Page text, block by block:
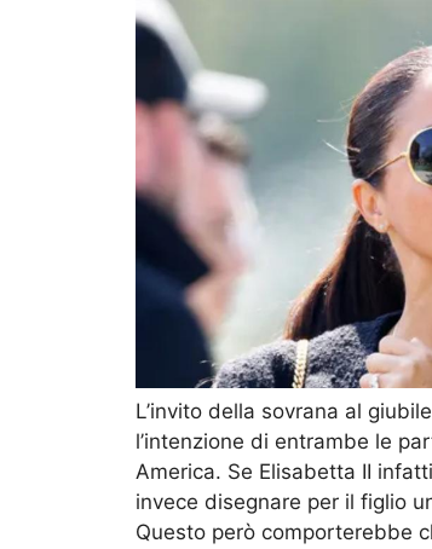
L’invito della sovrana al
l’intenzione di entrambe le
America. Se Elisabetta II
invece disegnare per il figlio
Questo però comporterebbe